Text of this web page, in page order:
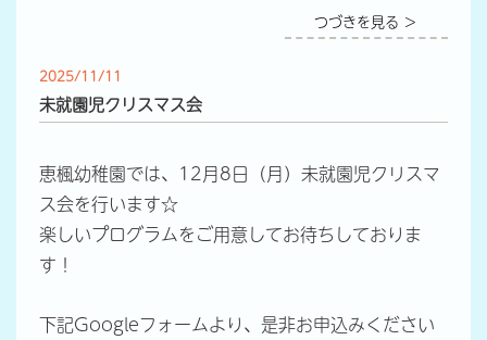
つづきを見る ＞
2025/11/11
未就園児クリスマス会
恵楓幼稚園では、12月8日（月）未就園児クリスマ
ス会を行います☆
楽しいプログラムをご用意してお待ちしておりま
す！
下記Googleフォームより、是非お申込みください